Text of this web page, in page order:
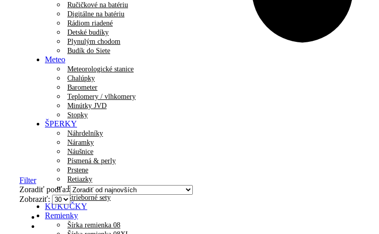
Ručičkové na batériu
Digitálne na batériu
Rádiom riadené
Detské budíky
Plynulým chodom
Budík do Siete
Meteo
Meteorologické stanice
Chalúpky
Barometer
Teplomery / vlhkomery
Minútky JVD
Stopky
ŠPERKY
Náhrdelníky
Náramky
Náušnice
Písmená & perly
Prstene
Retiazky
Retiazky na členok
Strieborné sety
KUKUČKY
Remienky
Šírka remienka 08
Filter
Zoradiť podľa:
Zobraziť: